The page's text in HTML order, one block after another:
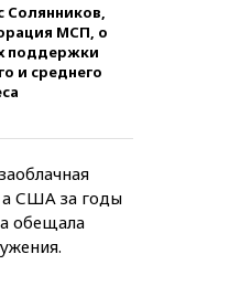
российскими
призвал
избы в
Европу
Солянников,
МСП, о
поддержки
и среднего
а США за годы
обещала